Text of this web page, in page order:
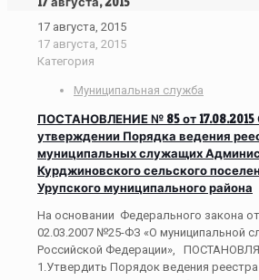
17 августа, 2015
17 августа, 2015
Категория
Муниципальная служба
ПОСТАНОВЛЕНИЕ № 85 от 17.08.2015
утверждении Порядка ведения
муниципальных служащих
Курджиновского сельского
Урупского муниципального района
На основании Федерального закона от
02.03.2007 №25-ФЗ «О муниципальной
Российской Федерации»,
1.Утвердить Порядок ведения реестра